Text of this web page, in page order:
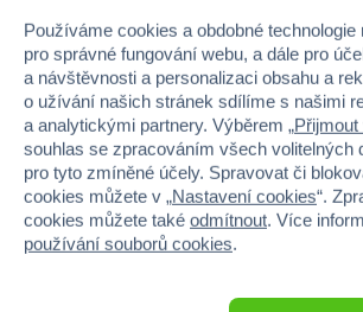
Kód produktu 27MA-
Značka Madmia
Licence Warner
Řada Harry
Věk od 6
Používáme cookies a obdobné technologie
pro správné fungování webu, a dále pro
a návštěvnosti a personalizaci obsahu a
o užívání našich stránek sdílíme s našimi
a analytickými partnery. Výběrem „
souhlas se zpracováním všech volitelných
pro tyto zmíněné účely. Spravovat či
cookies můžete v „Nastavení cookies“.
cookies můžete také odmítnout. Více
používání souborů cookies.